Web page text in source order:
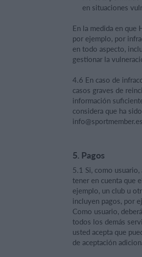
en situaciones
En la medida en que
por ejemplo, por
en todo aspecto,
gestionar la
4.6 En caso de
casos graves de
información
considera que ha
info@sportmember.es
5. Pagos
5.1 Si, como
tener en cuenta que
ejemplo, un club u
incluyen pagos, por
Como usuario,
todos los demás
usted acepta que
de aceptación